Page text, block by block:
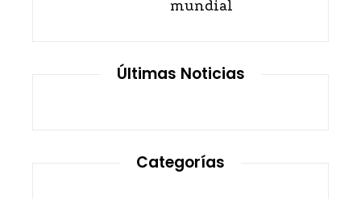
mundial
Últimas Noticias
Categorías